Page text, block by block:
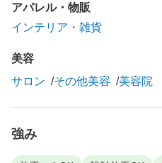
アパレル・物販
インテリア・雑貨
美容
サロン
その他美容 美容院
強み